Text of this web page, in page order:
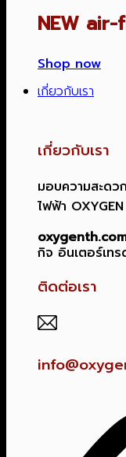
NEW
Shop now
เกี่ยวกับเรา
เกี่ยวกับเรา
มอบความสะดว
ไฟฟ้า
กิจ อินเตอร์เทร
ติดต่อเรา